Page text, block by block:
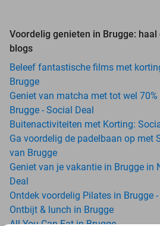
Voordelig genieten in Brugge:
blogs
Beleef fantastische films met
Brugge
Geniet van matcha met tot wel
Brugge - Social Deal
Buitenactiviteiten met Korting:
Ga voordelig de padelbaan op met
van Brugge
Geniet van je vakantie in Brugge in
Deal
Ontdek voordelig Pilates in Brugge
Ontbijt & lunch in Brugge
All-You-Can-Eat in Brugge